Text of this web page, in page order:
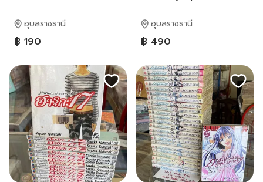
อุบลราชธานี
฿ 190
อุบลราชธานี
฿ 490